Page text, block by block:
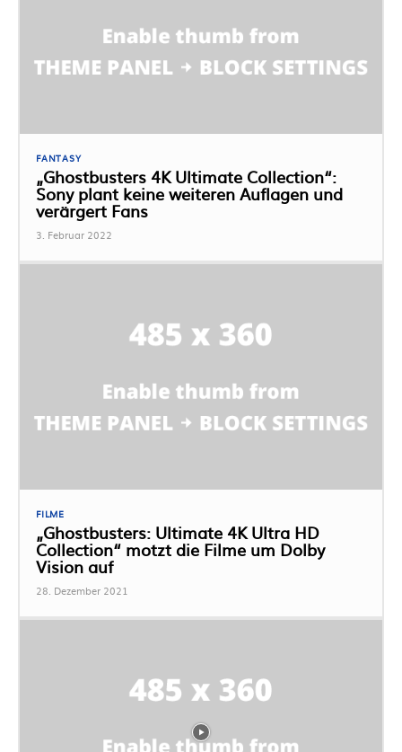
FANTASY
„Ghostbusters 4K Ultimate Collection“:
Sony plant keine weiteren Auflagen und
verärgert Fans
3. Februar 2022
FILME
„Ghostbusters: Ultimate 4K Ultra HD
Collection“ motzt die Filme um Dolby
Vision auf
28. Dezember 2021